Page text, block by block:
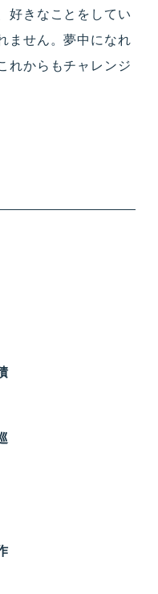
好きなことをしてい
ません。夢中になれ
れからもチャレンジ